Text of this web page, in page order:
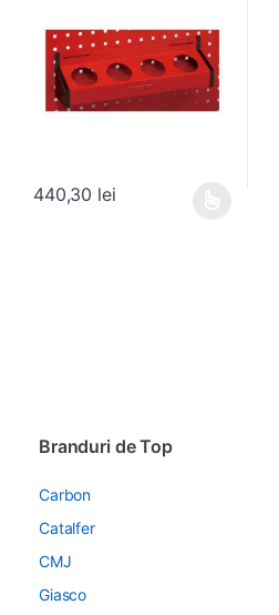
440,30 lei
Branduri de Top
Carbon
Catalfer
CMJ
Giasco